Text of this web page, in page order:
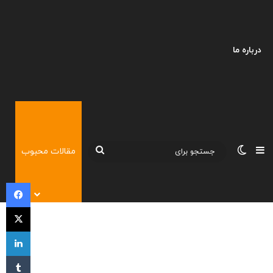
درباره ما
نوارکناریتغییر پوسته
جستجومقالات محبوب